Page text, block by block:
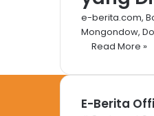
e-berita.com,
Mongondow,
Read More »
E-Berita